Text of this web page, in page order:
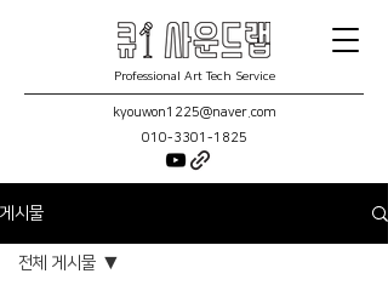
Professional Art Tech Service
kyouwon1225@naver.com
010-3301-1825
게시물
전체 게시물